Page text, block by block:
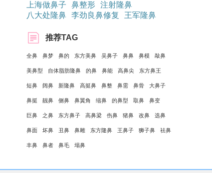
上海做鼻子
鼻整形 注射隆鼻
八大处隆鼻 李劲良鼻修复 王军隆鼻
推荐TAG
全鼻 鼻梦 鼻的 东方美鼻 吴鼻子 鼻鼻 鼻模 敲鼻
美鼻型 自体脂肪隆鼻 的鼻 鼻能 高鼻尖 东方鼻王
短鼻 阔鼻 新隆鼻 高挺鼻 鼻整 鼻需 鼻骨 大鼻子
鼻挺 靓鼻 侧鼻 鼻翼角 缩鼻 的鼻型 取鼻 鼻变
巨鼻 之鼻 东方鼻子 高鼻梁 伤鼻 猪鼻 改鼻 选鼻
鼻面 坏鼻 丑鼻 鼻雕 东方隆鼻 王鼻子 狮子鼻 祛鼻
丰鼻 鼻者 鼻毛 塌鼻